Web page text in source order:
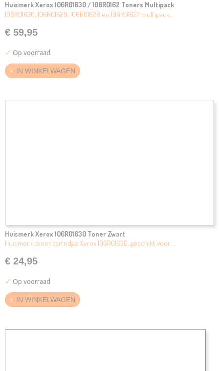
Huismerk Xerox 106R01630 / 106R0162 Toners Multipack
106R01630, 106R01629, 106R01628 en 106R01627 multipack,…
€ 59,95
✓ Op voorraad
IN WINKELWAGEN
Huismerk Xerox 106R01630 Toner Zwart
Huismerk toner cartridge Xerox 106R01630, geschikt voor:…
€ 24,95
✓ Op voorraad
IN WINKELWAGEN